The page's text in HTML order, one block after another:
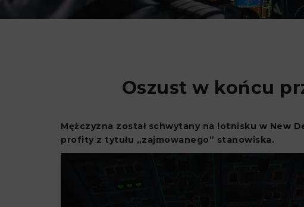
Oszust w końcu
Mężczyzna został schwytany na lotnisku w New
profity z tytułu „zajmowanego” stanowiska.